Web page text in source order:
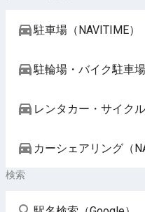
駐車場（NAVITIME）
駐輪場・バイク駐車場
レンタカー・サイク
カーシェアリング（
検索